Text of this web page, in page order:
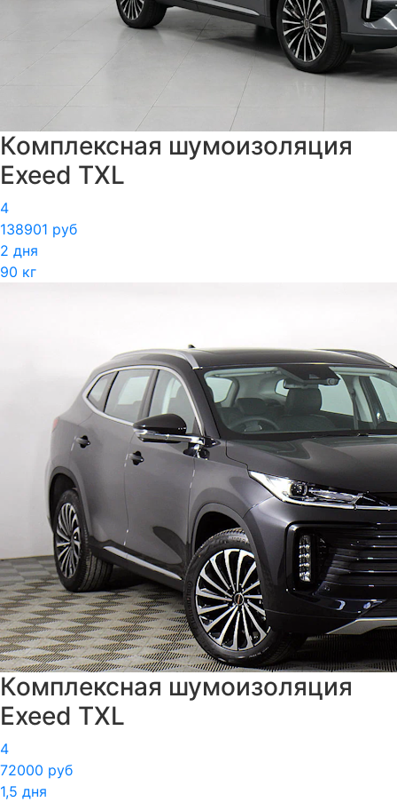
Комплексная шумоизоляция
Exeed TXL
4
138901 руб
2 дня
90 кг
Комплексная шумоизоляция
Exeed TXL
4
72000 руб
1,5 дня